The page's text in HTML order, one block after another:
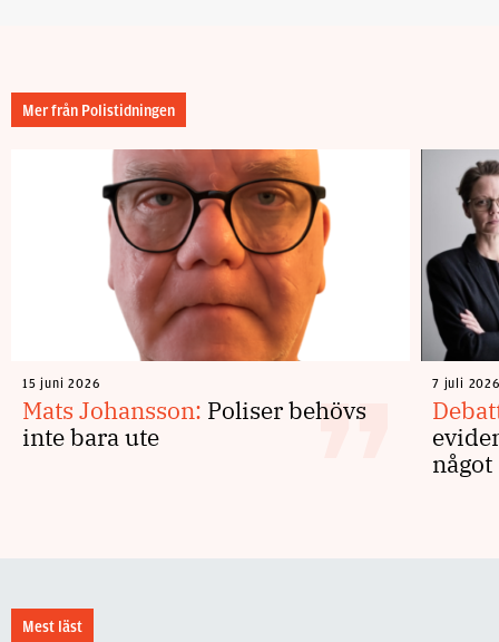
Mer från Polistidningen
15 juni 2026
Mats Johansson: Poliser behövs
inte bara ute
7 juli
något
Mest läst